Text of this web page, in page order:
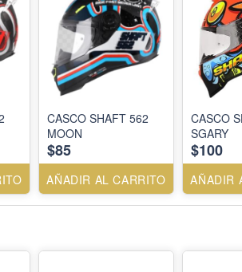
CASCO SHAFT 562
MOON
$85
AÑADIR AL CARRITO
CASCO
SGARY
$100
AÑADIR